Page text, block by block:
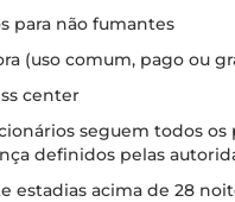
para não fumantes
(uso comum, pago ou
center
seguem todos os
definidos pelas
estadias acima de 28